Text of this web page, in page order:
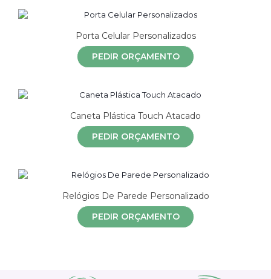
Porta Celular Personalizados
PEDIR ORÇAMENTO
Caneta Plástica Touch Atacado
PEDIR ORÇAMENTO
Relógios De Parede Personalizado
PEDIR ORÇAMENTO